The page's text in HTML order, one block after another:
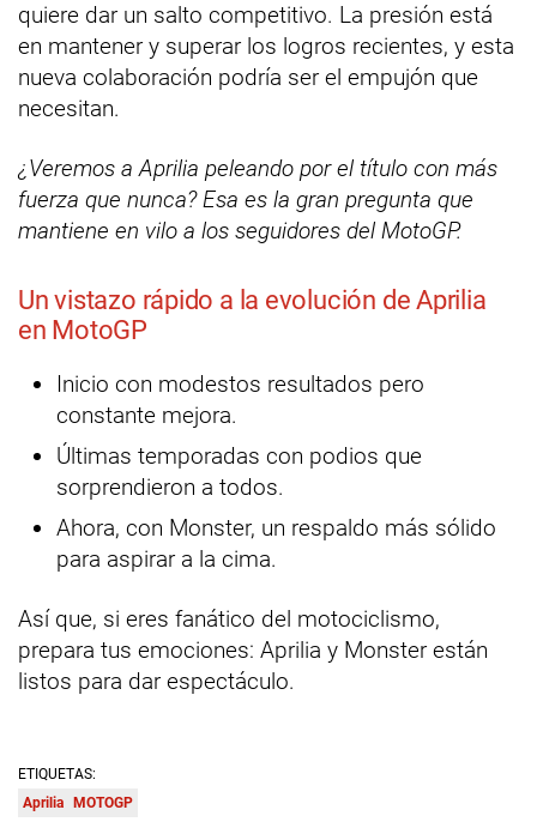
quiere dar un salto competitivo. La presión está
en mantener y superar los logros recientes, y esta
nueva colaboración podría ser el empujón que
necesitan.
¿Veremos a Aprilia peleando por el título con más
fuerza que nunca? Esa es la gran pregunta que
mantiene en vilo a los seguidores del MotoGP.
Un vistazo rápido a la evolución de Aprilia
en MotoGP
Inicio con modestos resultados pero
constante mejora.
Últimas temporadas con podios que
sorprendieron a todos.
Ahora, con Monster, un respaldo más sólido
para aspirar a la cima.
Así que, si eres fanático del motociclismo,
prepara tus emociones: Aprilia y Monster están
listos para dar espectáculo.
ETIQUETAS:
Aprilia
MOTOGP